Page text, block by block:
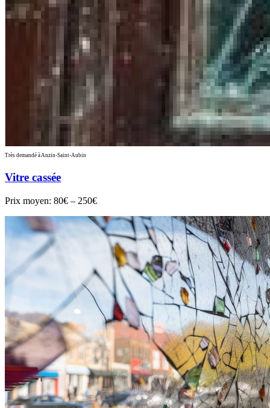
Très demandé à Anzin-Saint-Aubin
Vitre cassée
Prix moyen: 80€ – 250€